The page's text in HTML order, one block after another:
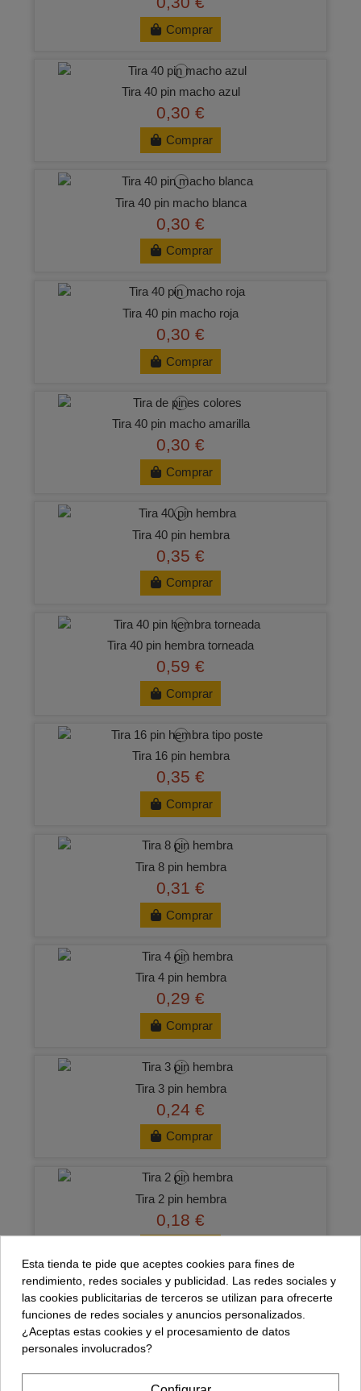
Comprar
Tira 40 pin macho azul
0,30 €
Comprar
Tira 40 pin macho blanca
0,30 €
Comprar
Tira 40 pin macho roja
0,30 €
Comprar
Tira 40 pin macho amarilla
0,30 €
Comprar
Tira 40 pin hembra
0,35 €
Comprar
Tira 40 pin hembra torneada
0,59 €
Comprar
Tira 16 pin hembra
0,35 €
Comprar
Tira 8 pin hembra
0,31 €
Comprar
Tira 4 pin hembra
0,29 €
Comprar
Tira 3 pin hembra
0,24 €
Comprar
Tira 2 pin hembra
0,18 €
Tira 6 pin hembra 11mm
0,36 €
Esta tienda te pide que aceptes cookies para fines de
rendimiento, redes sociales y publicidad. Las redes sociales y
las cookies publicitarias de terceros se utilizan para ofrecerte
funciones de redes sociales y anuncios personalizados.
¿Aceptas estas cookies y el procesamiento de datos
personales involucrados?